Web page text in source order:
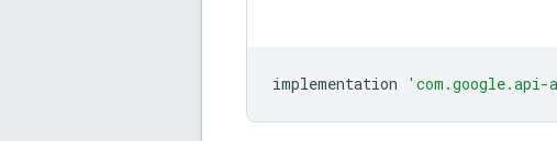
implementation 'com.google.api-